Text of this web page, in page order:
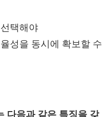
택해야
성을 동시에 확보할 수
다음과 같은 특징을 갖